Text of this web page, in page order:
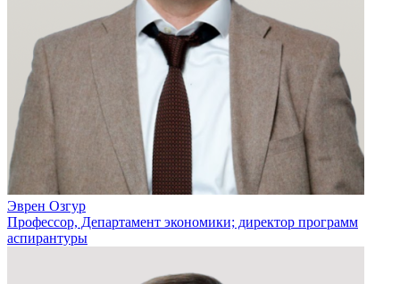
Эврен Озгур
Профессор, Департамент экономики; директор программ
аспирантуры